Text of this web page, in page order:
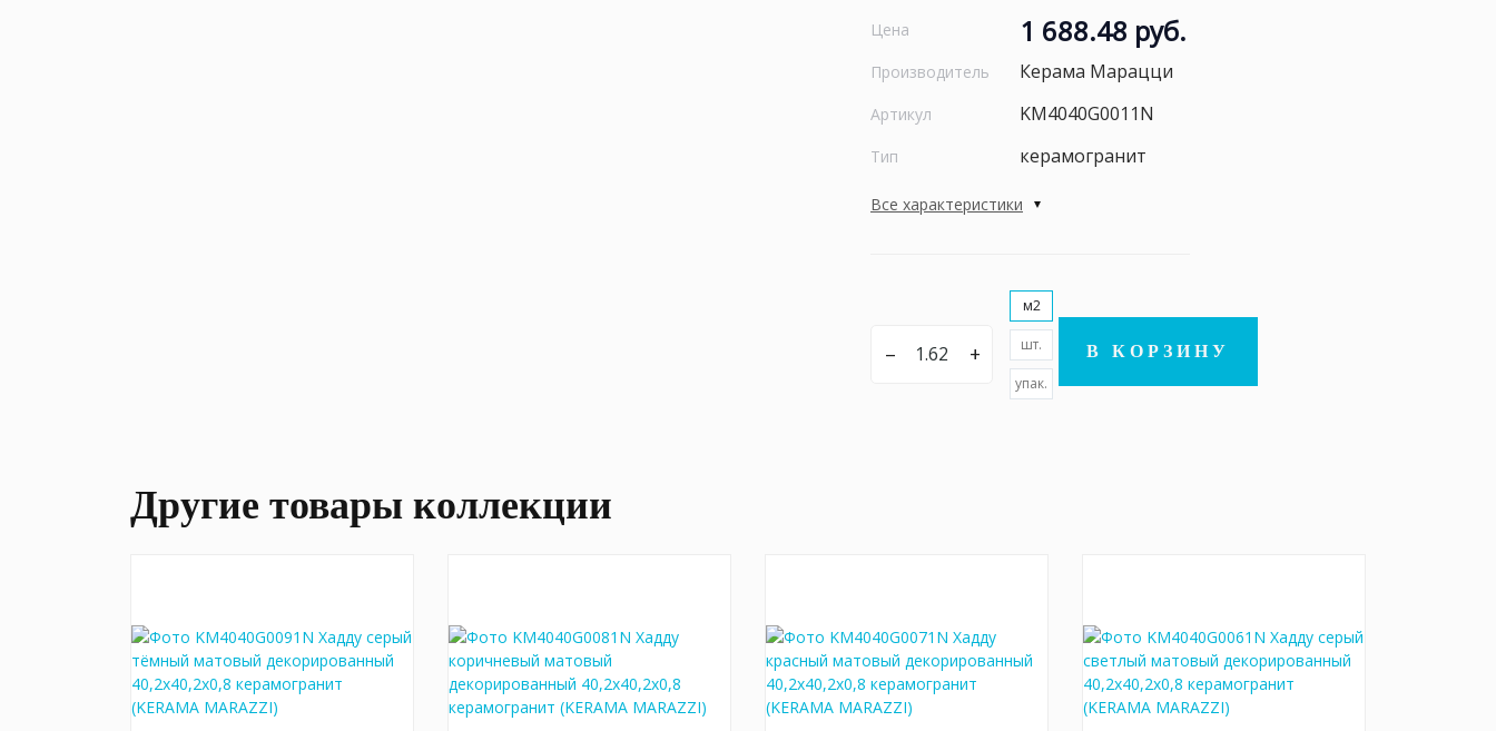
Цена 1 688.48 руб.
Производитель Керама Марацци
Артикул KM4040G0011N
Тип керамогранит
Все характеристики
– +
м2
шт.
упак.
В КОРЗИНУ
Другие товары коллекции